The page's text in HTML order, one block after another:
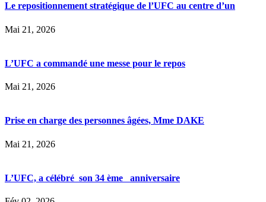
Le repositionnement stratégique de l’UFC au centre d’un
Mai 21, 2026
L’UFC a commandé une messe pour le repos
Mai 21, 2026
Prise en charge des personnes âgées, Mme DAKE
Mai 21, 2026
L’UFC, a célébré son 34 ème anniversaire